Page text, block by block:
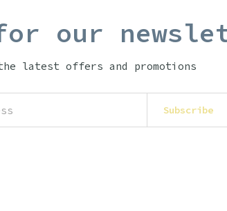
our
latest offers and promotions
Subscribe